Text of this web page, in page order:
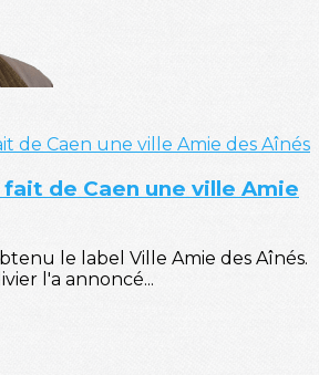
de Caen une ville Amie
le label Ville Amie des Aînés.
l'a annoncé...